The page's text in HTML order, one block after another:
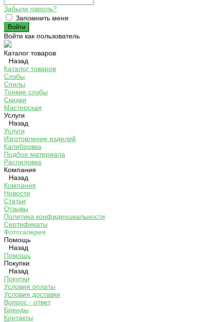
Забыли пароль?
Запомнить меня
Войти как пользователь
Каталог товаров
Назад
Каталог товаров
Слэбы
Спилы
Тонкие слэбы
Скидки
Мастерская
Услуги
Назад
Услуги
Изготовление изделий
Калибровка
Подбор материала
Распиловка
Компания
Назад
Компания
Новости
Статьи
Отзывы
Политика конфиденциальности
Сертификаты
Фотогалерея
Помощь
Назад
Помощь
Покупки
Назад
Покупки
Условия оплаты
Условия доставки
Вопрос - ответ
Бренды
Контакты